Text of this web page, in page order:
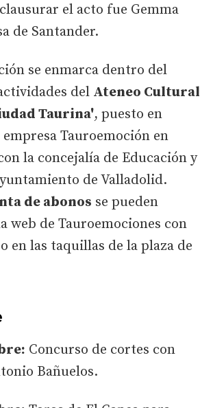
el acto fue Gemma
de Santander.
se enmarca dentro del
del Ateneo Cultural
Taurina', puesto en
Tauroemoción en
la concejalía de Educación y
de Valladolid.
de abonos se pueden
web de Tauroemociones con
en las taquillas de la plaza de
Concurso de cortes con
Bañuelos.